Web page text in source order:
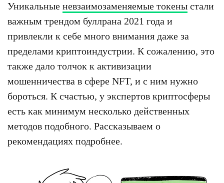
Уникальные невзаимозаменяемые токены стали
важным трендом буллрана 2021 года и
привлекли к себе много внимания даже за
пределами криптоиндустрии. К сожалению, это
также дало толчок к активизации
мошенничества в сфере NFT, и с ним нужно
бороться. К счастью, у экспертов криптосферы
есть как минимум несколько действенных
методов подобного. Рассказываем о
рекомендациях подробнее.